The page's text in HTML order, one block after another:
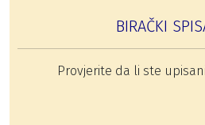
BIRAČKI
Provjerite da li ste